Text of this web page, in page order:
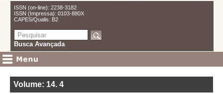
ISSN (on-line): 2238-3182
ISSN (Impressa): 0103-880X
CAPES/Qualis: B2
Busca Avançada
Volume: 14. 4